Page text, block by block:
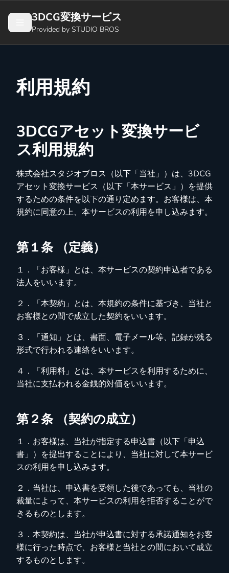
3DCG変換サービス
Provided by STUDIO BROS
利用規約
3DCGアセット変換サービ
ス利用規約
株式会社スタジオブロス（以下「当社」）は、3DCG
アセット変換サービス（以下「本サービス」）を提供
するための条件を以下の通り定めます。お客様は、本
規約に同意の上、本サービスの利用を申し込みます。
第１条 （定義）
１．「お客様」とは、本サービスの契約申込者である
法人をいいます。
２．「本契約」とは、本規約の条件に基づき、当社と
お客様との間で成立した契約をいいます。
３．「通知」とは、書面、電子メール等、記録が残る
形式で行われる連絡をいいます。
４．「利用料」とは、本サービスを利用するために、
当社に支払われる金銭的対価をいいます。
第２条 （契約の成立）
１．お客様は、当社が指定する申込書（以下「申込
書」）を提出することにより、当社に対して本サービ
スの利用を申し込みます。
２．当社は、申込書を受領した後であっても、当社の
裁量によって、本サービスの利用を拒否することがで
きるものとします。
３．本契約は、当社が申込書に対する承諾通知をお客
様に行った時点で、お客様と当社との間において成立
するものとします。